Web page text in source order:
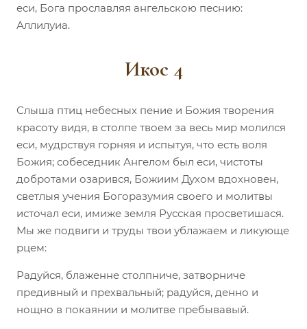
еси, Бога прославляя ангельскою песнию:
Аллилуиа.
Икос 4
Слыша птиц небесных пение и Божия творения
красоту видя, в столпе твоем за весь мир молился
еси, мудрствуя горняя и испытуя, что есть воля
Божия; собеседник Ангелом был еси, чистоты
добротами озарився, Божиим Духом вдохновен,
светлыя учения Богоразумия своего и молитвы
источал еси, имиже земля Русская просветишася.
Мы же подвиги и труды твои ублажаем и ликующе
рцем:
Радуйся, блаженне столпниче, затворниче
предивный и прехвальный; радуйся, денно и
нощно в покаянии и молитве пребывавый.